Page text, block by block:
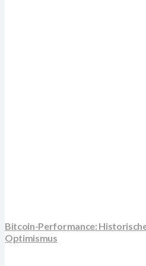
Bitcoin-Performance:
Optimismus